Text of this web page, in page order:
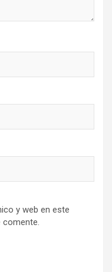
y web en este
comente.